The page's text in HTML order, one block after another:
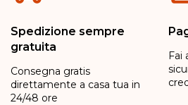
Spedizione sempre
gratuita
Consegna gratis
direttamente a casa tua in
24/48 ore
Fai